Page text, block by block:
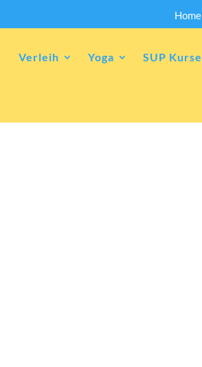
Home
Verleih Yoga SUP Kurse